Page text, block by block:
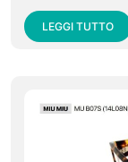
LEGGI TUTTO